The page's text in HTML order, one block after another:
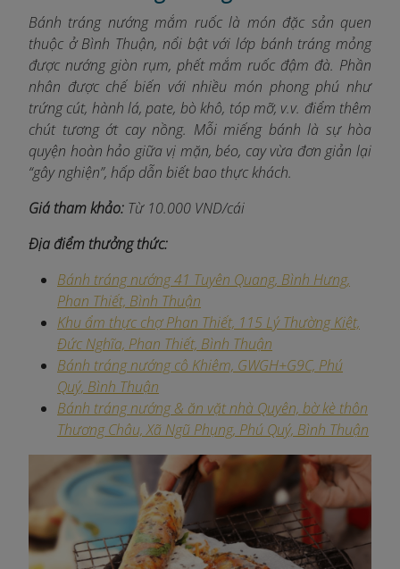
Bánh tráng nướng mắm ruốc là món đặc sản quen
thuộc ở Bình Thuận, nổi bật với lớp bánh tráng mỏng
được nướng giòn rụm, phết mắm ruốc đậm đà. Phần
nhân được chế biến với nhiều món phong phú như
trứng cút, hành lá, pate, bò khô, tóp mỡ, v.v. điểm thêm
chút tương ớt cay nồng. Mỗi miếng bánh là sự hòa
quyện hoàn hảo giữa vị mặn, béo, cay vừa đơn giản lại
“gây nghiện”, hấp dẫn biết bao thực khách.
Giá tham khảo: Từ 10.000 VND/cái
Địa điểm thưởng thức:
Bánh tráng nướng 41 Tuyên Quang, Bình Hưng,
Phan Thiết, Bình Thuận​
Khu ẩm thực chợ Phan Thiết, 115 Lý Thường Kiệt,
Đức Nghĩa, Phan Thiết, Bình Thuận
Bánh tráng nướng cô Khiêm, GWGH+G9C, Phú
Quý, Bình Thuận
Bánh tráng nướng & ăn vặt nhà Quyên, bờ kè thôn
Thương Châu, Xã Ngũ Phụng, Phú Quý, Bình Thuận